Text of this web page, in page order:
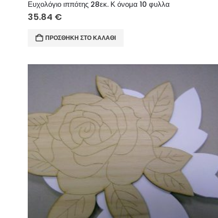
Ευχολόγιο ιππότης 28εκ. Κ όνομα 10 φυλλα
35.84 €
ΠΡΟΣΘΉΚΗ ΣΤΟ ΚΑΛΆΘΙ